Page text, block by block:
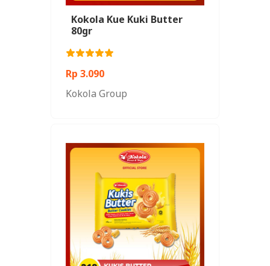
Kokola Kue Kuki Butter
80gr
Rp 3.090
Kokola Group